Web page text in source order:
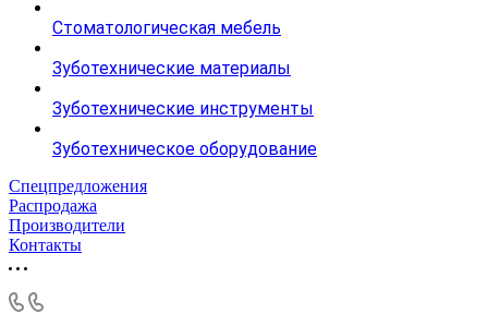
Стоматологическая мебель
Зуботехнические материалы
Зуботехнические инструменты
Зуботехническое оборудование
Спецпредложения
Распродажа
Производители
Контакты